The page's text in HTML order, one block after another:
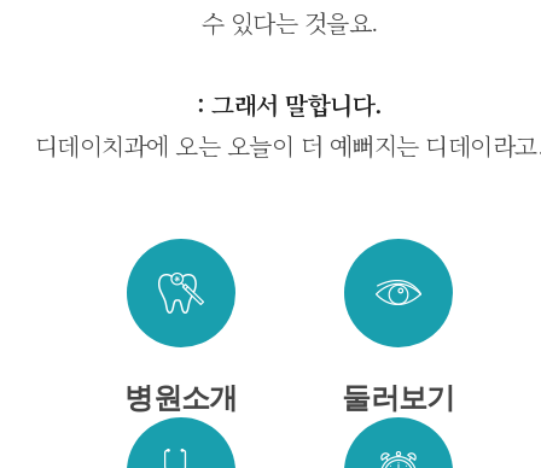
수 있다는 것을요.
: 그래서 말합니다.
디데이치과에 오는 오늘이 더 예뻐지는 디데이라
병원소개 둘러보기